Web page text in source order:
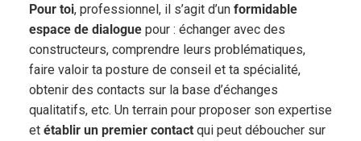
Pour toi, professionnel, il s’agit d’un formidable
espace de dialogue pour : échanger avec des
constructeurs, comprendre leurs problématiques,
faire valoir ta posture de conseil et ta spécialité,
obtenir des contacts sur la base d’échanges
qualitatifs, etc. Un terrain pour proposer son expertise
etétablir un premier contact qui peut déboucher sur